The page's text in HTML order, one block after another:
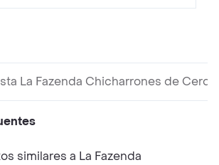
La Fazenda Chicharrones de
similares a La Fazenda